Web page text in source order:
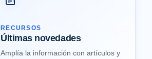
RECURSOS
Últimas novedades
Amplía la información con artículos y